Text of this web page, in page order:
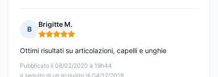
B
Brigitte M.
Nota: 5 su 5
Pubblicato il 08/02/2020 à 19h44
a seguito di un acquisto di 04/12/2019
Ottimi risultati su articolazioni, capelli e unghie